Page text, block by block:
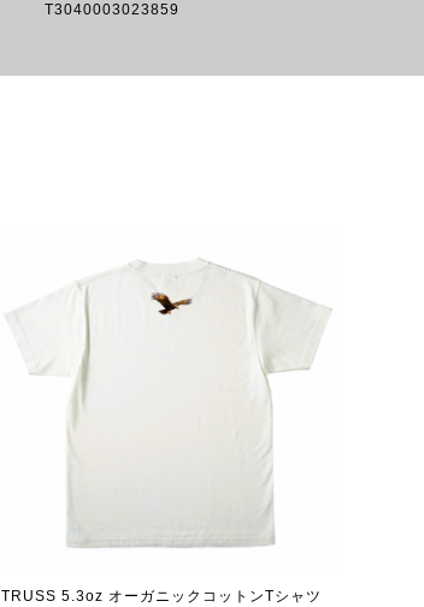
TRUSS 5.3oz オーガニックコットンTシャツ